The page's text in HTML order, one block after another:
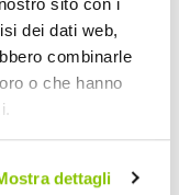
dei dati web,
combinarle
o che hanno
dettagli
Casco bici Urbano
B-URBAN
39,60 €